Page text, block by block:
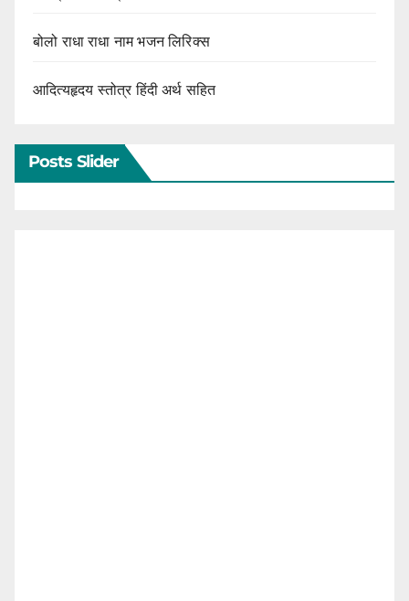
बोलो राधा राधा नाम भजन लिरिक्स
आदित्यहृदय स्तोत्र हिंदी अर्थ सहित
Posts Slider